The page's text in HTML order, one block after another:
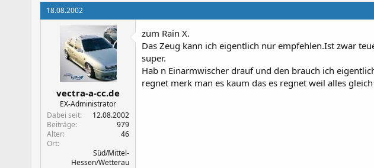
18.08.2002
vectra-a-cc.de
EX-Administrator
Dabei seit
12.08.2002
Beiträge
979
Alter
46
Ort
Süd/Mittel-
Hessen/Wetterau
zum Rain X.
Das Zeug kann ich eigentlich nur empfehlen.Ist zwar
super.
Hab n Einarmwischer drauf und den brauch ich
regnet merk man es kaum das es regnet weil alles